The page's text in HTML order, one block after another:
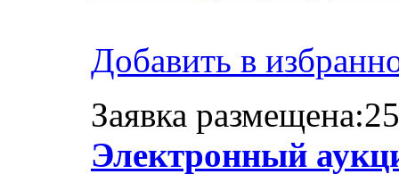
Добавить в
Заявка
Электронный